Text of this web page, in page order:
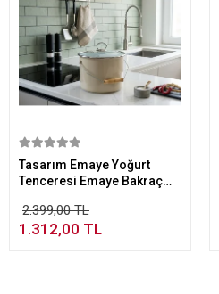
Sepete Ekle
Tasarım Emaye Yoğurt
Tenceresi Emaye Bakraç
2.399,00 TL
1.312,00 TL